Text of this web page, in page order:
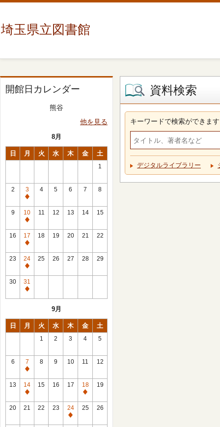
埼玉県立図書館
開館日カレンダー
熊谷
他を見る
8月
日 月 火 水 木 金 土
1
2
3
休
館
日
4 5 6 7 8
9
10
休
館
日
11 12 13 14 15
16
17
休
館
日
18 19 20 21 22
23
24
休
館
日
25 26 27 28 29
30
31
休
9月
日 月 火 水 木 金 土
1 2 3 4 5
6
7
休
館
日
8 9 10 11 12
13
14
休
館
15 16 17
18
休
館
19
20 21 22 23
24
休
25 26
資料検索
キーワードで検索ができます
デジタルライブラリー